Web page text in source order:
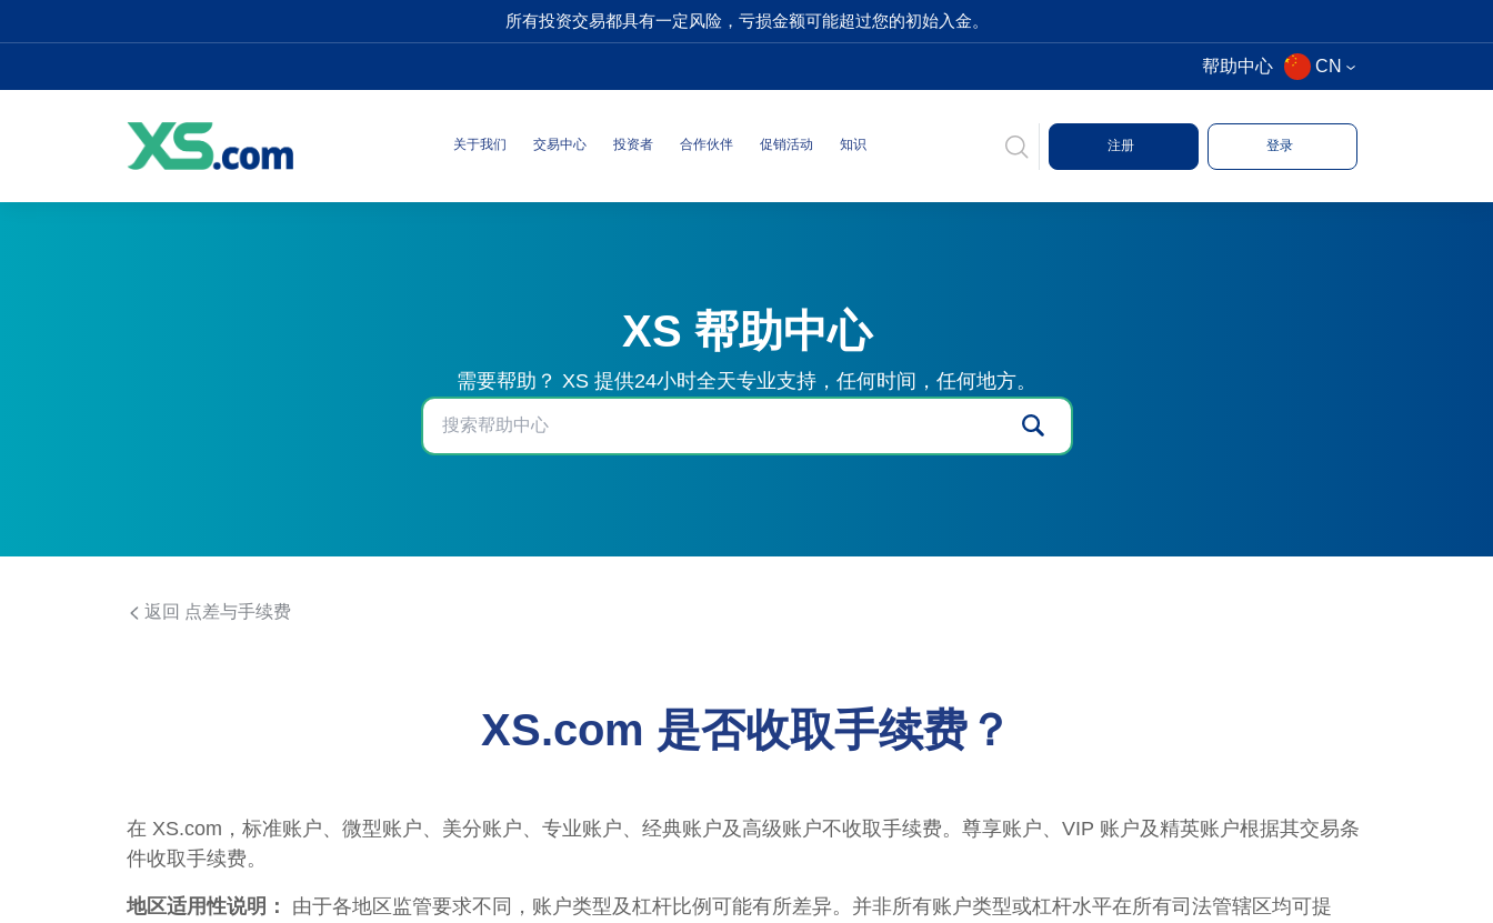
所有投资交易都具有一定风险，亏损金额可能超过您的初始入金。
帮助中心 CN
关于我们 交易中心 投资者 合作伙伴 促销活动 知识 注册 登录
XS 帮助中心
需要帮助？ XS 提供24小时全天专业支持，任何时间，任何地方。
返回 点差与手续费
XS.com 是否收取手续费？
在 XS.com，标准账户、微型账户、美分账户、专业账户、经典账户及高级账户不收取手续费。尊享账户、VIP 账户及精英账户根据其交易条
件收取手续费。
地区适用性说明： 由于各地区监管要求不同，账户类型及杠杆比例可能有所差异。并非所有账户类型或杠杆水平在所有司法管辖区均可提